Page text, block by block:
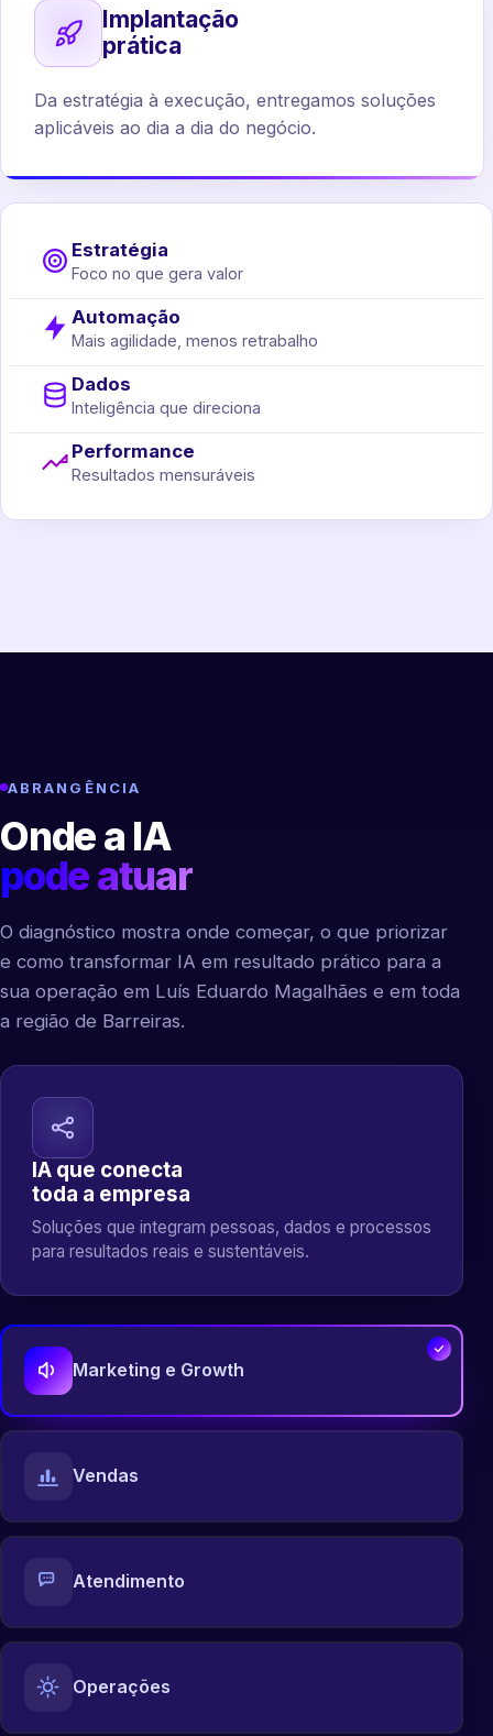
Implantação
prática
Da estratégia à execução, entregamos soluções
aplicáveis ao dia a dia do negócio.
Estratégia
Foco no que gera valor
Automação
Mais agilidade, menos retrabalho
Dados
Inteligência que direciona
Performance
Resultados mensuráveis
ABRANGÊNCIA
Onde a IA
pode atuar
O diagnóstico mostra onde começar, o que priorizar
e como transformar IA em resultado prático para a
sua operação em Luís Eduardo Magalhães e em toda
a região de Barreiras.
IA que conecta
toda a empresa
Soluções que integram pessoas, dados e processos
para resultados reais e sustentáveis.
Marketing e Growth
Vendas
Atendimento
Operações